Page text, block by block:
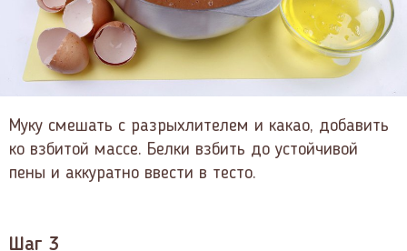
Муку смешать с разрыхлителем и какао, добавить
ко взбитой массе. Белки взбить до устойчивой
пены и аккуратно ввести в тесто.
Шаг 3